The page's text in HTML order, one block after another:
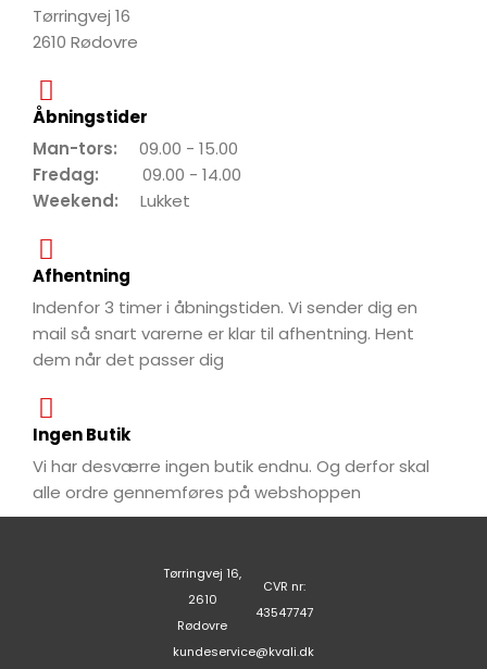
Tørringvej 16
2610 Rødovre
Åbningstider
Man-tors: 09.00 - 15.00
Fredag: 09.00 - 14.00
Weekend: Lukket
Afhentning
Indenfor 3 timer i åbningstiden. Vi sender dig en
mail så snart varerne er klar til afhentning. Hent
dem når det passer dig
Ingen Butik
Vi har desværre ingen butik endnu. Og derfor skal
alle ordre gennemføres på webshoppen
Tørringvej 16,
2610
Rødovre
CVR nr:
43547747
kundeservice@kvali.dk